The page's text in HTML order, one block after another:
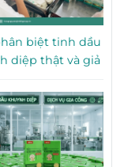
biệt tinh dầu
diệp thật và giả